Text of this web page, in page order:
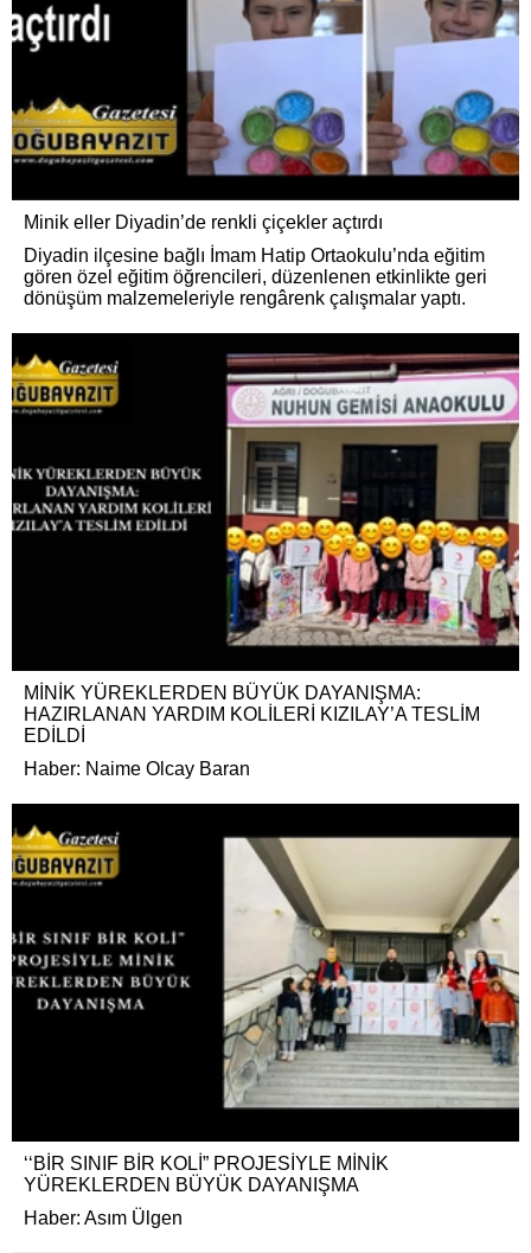
Minik eller Diyadin’de renkli çiçekler açtırdı
Diyadin ilçesine bağlı İmam Hatip Ortaokulu’nda eğitim
gören özel eğitim öğrencileri, düzenlenen etkinlikte geri
dönüşüm malzemeleriyle rengârenk çalışmalar yaptı.
MİNİK YÜREKLERDEN BÜYÜK DAYANIŞMA:
HAZIRLANAN YARDIM KOLİLERİ KIZILAY’A TESLİM
EDİLDİ
Haber: Naime Olcay Baran
‘‘BİR SINIF BİR KOLİ” PROJESİYLE MİNİK
YÜREKLERDEN BÜYÜK DAYANIŞMA
Haber: Asım Ülgen